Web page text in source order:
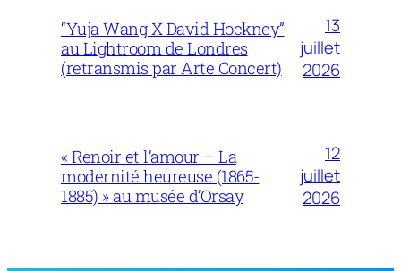
“Yuja Wang X David Hockney”
au Lightroom de Londres
(retransmis par Arte Concert)
13
juillet
2026
« Renoir et l’amour – La
modernité heureuse (1865-
1885) » au musée d’Orsay
12
juillet
2026